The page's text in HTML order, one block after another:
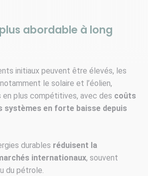
abordable à long
initiaux peuvent être élevés, les
le solaire et l’éolien,
en plus compétitives, avec des coûts
systèmes en forte baisse depuis
durables réduisent la
internationaux, souvent
du pétrole.